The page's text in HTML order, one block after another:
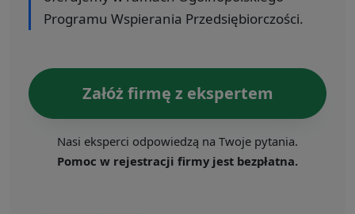
Programu Wspierania Przedsiębiorczości.
Załóż firmę z ekspertem
Nasi eksperci odpowiedzą na Twoje pytania.
Pomoc w rejestracji firmy jest bezpłatna.